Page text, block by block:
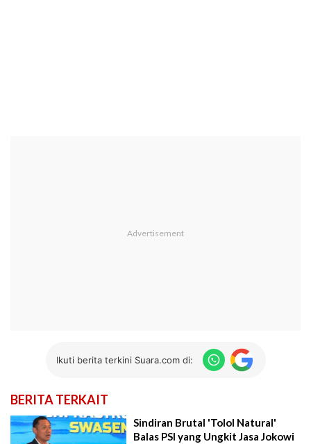
Ikuti berita terkini Suara.com di:
BERITA TERKAIT
Sindiran Brutal 'Tolol Natural'
Balas PSI yang Ungkit Jasa Jokowi